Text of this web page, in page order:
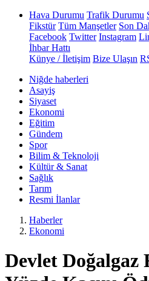
Hava Durumu Trafik Durumu
Fikstür Tüm Manşetler Son
Facebook Twitter Instagram
İhbar Hattı
Künye / İletişim Bize Ulaşın
Niğde haberleri
Asayiş
Siyaset
Ekonomi
Eğitim
Gündem
Spor
Bilim & Teknoloji
Kültür & Sanat
Sağlık
Tarım
Resmi İlanlar
Haberler
Ekonomi
Devlet Doğalgaz